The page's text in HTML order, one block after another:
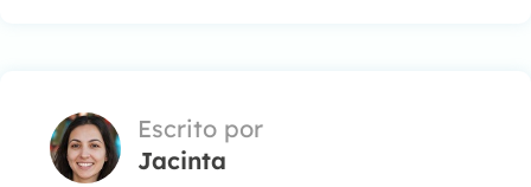
Windows, Mac e
smartphone."…
Escrito por
Jacinta